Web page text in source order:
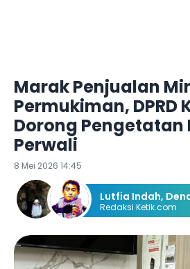
Marak Penjualan
Permukiman, DPRD
Dorong Pengetatan
Perwali
8 Mei 2026 14:45
Lutfia Indah,
Redaksi Ketik.com